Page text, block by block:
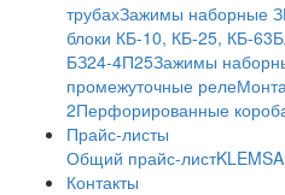
трубахЗажимы наборные
блоки КБ-10, КБ-25, КБ-63
БЗ24-4П25Зажимы
промежуточные реле
2Перфорированные
Прайс-листы
Общий прайс-лист
Контакты